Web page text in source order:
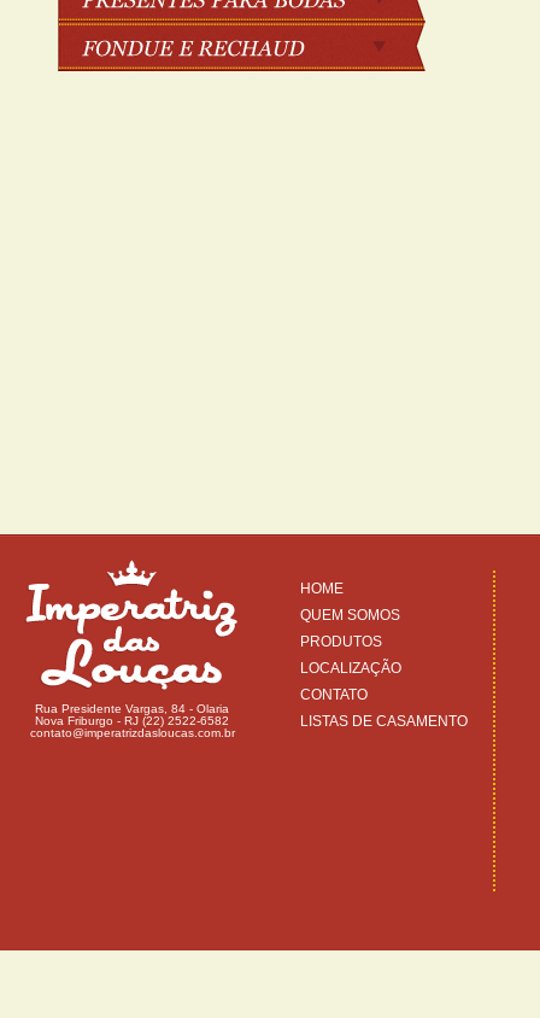
Rua Presidente Vargas, 84 - Olaria
Nova Friburgo - RJ (22) 2522-6582
contato@imperatrizdasloucas.com.br
HOME
QUEM SOMOS
PRODUTOS
LOCALIZAÇÃO
CONTATO
LISTAS DE CASAMENTO